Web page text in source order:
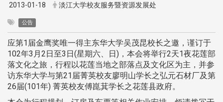
2013-01-18 淡江大学校友服务暨资源发展处
公告
应第1届金鹰奖唯一得主东华大学吴茂昆校长之邀，谨订于
102年3月2日至3日(星期六、日)，本会将举行2天1夜花莲部
落文化之旅，行程以花莲当地之部落点及文化区为主，并参
访东华大学与第21届菁英校友廖明山学长之弘元石材厂及第
26届(101年) 菁英校友傅崑萁学长之花莲县政府。